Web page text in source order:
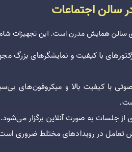
سالن همایش مدرن است. این تجهیزات
با کیفیت و نمایشگرهای بزرگ
با کیفیت بالا و میکروفون‌های
از جلسات به صورت آنلاین برگزار
تعامل در رویدادهای مختلط ضروری